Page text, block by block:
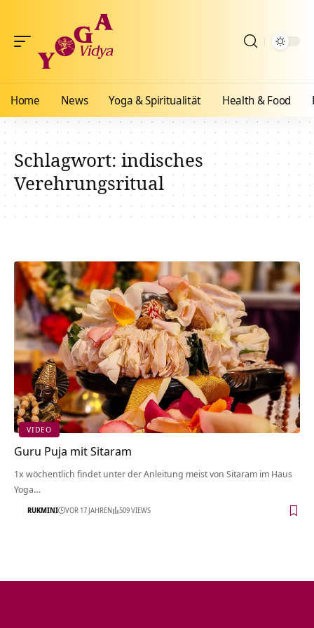
Home News Yoga & Spiritualität Health & Food
Schlagwort:indisches
Verehrungsritual
VIDEO
Guru Puja mit Sitaram
1x wöchentlich findet unter der Anleitung meist von Sitaram im Haus
Yoga…
RUKMINI VOR 17 JAHREN 509 VIEWS